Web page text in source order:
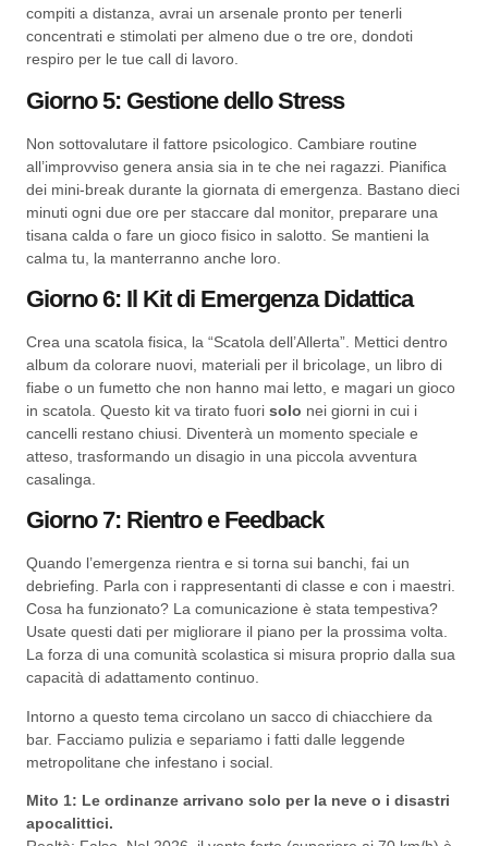
compiti a distanza, avrai un arsenale pronto per tenerli
concentrati e stimolati per almeno due o tre ore, dondoti
respiro per le tue call di lavoro.
Giorno 5: Gestione dello Stress
Non sottovalutare il fattore psicologico. Cambiare routine
all’improvviso genera ansia sia in te che nei ragazzi. Pianifica
dei mini-break durante la giornata di emergenza. Bastano dieci
minuti ogni due ore per staccare dal monitor, preparare una
tisana calda o fare un gioco fisico in salotto. Se mantieni la
calma tu, la manterranno anche loro.
Giorno 6: Il Kit di Emergenza Didattica
Crea una scatola fisica, la “Scatola dell’Allerta”. Mettici dentro
album da colorare nuovi, materiali per il bricolage, un libro di
fiabe o un fumetto che non hanno mai letto, e magari un gioco
in scatola. Questo kit va tirato fuori solo nei giorni in cui i
cancelli restano chiusi. Diventerà un momento speciale e
atteso, trasformando un disagio in una piccola avventura
casalinga.
Giorno 7: Rientro e Feedback
Quando l’emergenza rientra e si torna sui banchi, fai un
debriefing. Parla con i rappresentanti di classe e con i maestri.
Cosa ha funzionato? La comunicazione è stata tempestiva?
Usate questi dati per migliorare il piano per la prossima volta.
La forza di una comunità scolastica si misura proprio dalla sua
capacità di adattamento continuo.
Intorno a questo tema circolano un sacco di chiacchiere da
bar. Facciamo pulizia e separiamo i fatti dalle leggende
metropolitane che infestano i social.
Mito 1: Le ordinanze arrivano solo per la neve o i disastri
apocalittici.